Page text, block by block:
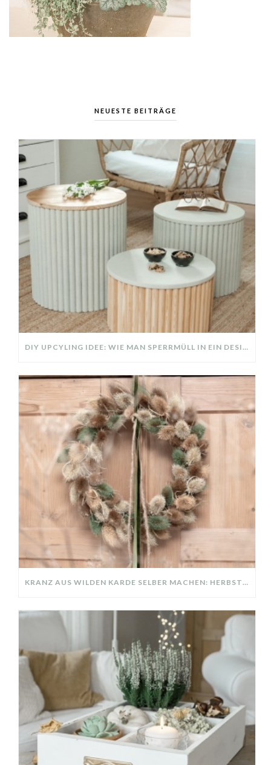
NEUESTE BEITRÄGE
DIY UPCYLING IDEE: WIE MAN SPERRMÜLL IN EIN DESIGNER TEIL VERWANDELT
KRANZ AUS WILDEN KARDE SELBER MACHEN: HERBSTDEKO GANZ EINFACH